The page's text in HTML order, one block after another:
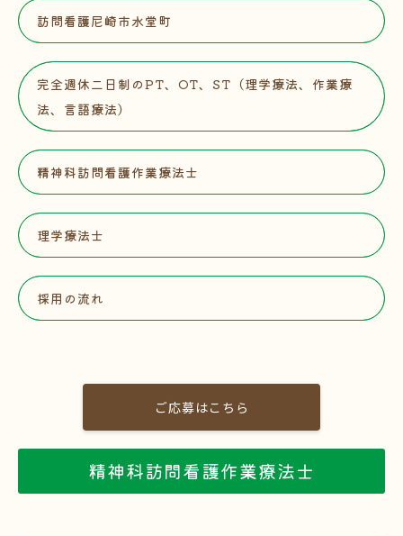
訪問看護尼崎市水堂町
完全週休二日制のPT、OT、ST（理学療法、作業療
法、言語療法）
精神科訪問看護作業療法士
理学療法士
採用の流れ
ご応募はこちら
精神科訪問看護作業療法士